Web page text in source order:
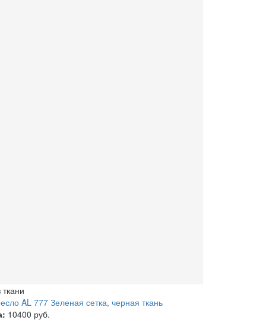
AL 777 Зеленая сетка, черная ткань
10400 руб.